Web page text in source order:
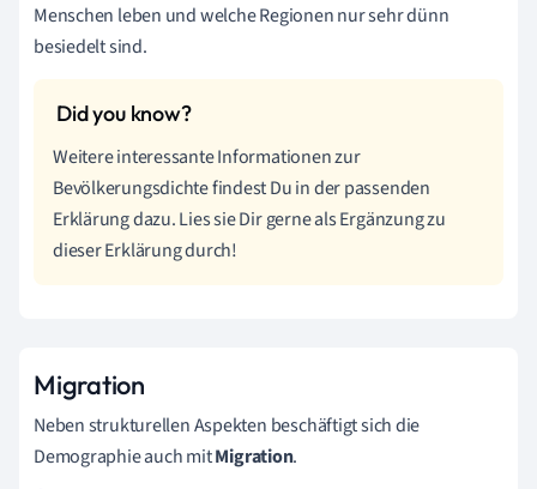
Menschen leben und welche Regionen nur sehr dünn
besiedelt sind.
Weitere interessante Informationen zur
Bevölkerungsdichte findest Du in der passenden
Erklärung dazu. Lies sie Dir gerne als Ergänzung zu
dieser Erklärung durch!
Migration
Neben strukturellen Aspekten beschäftigt sich die
Demographie auch mitMigration.